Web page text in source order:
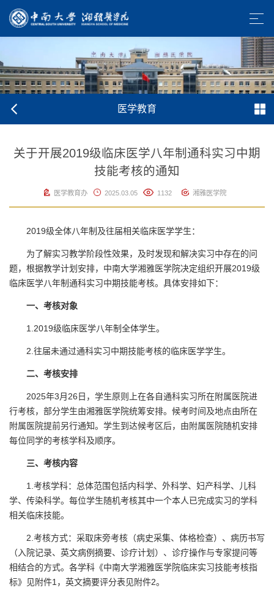
医学教育
关于开展2019级临床医学八年制通科实习中期
技能考核的通知
医学教育办 2025.03.05 1132 湘雅医学院
2019级全体八年制及往届相关临床医学学生：
为了解实习教学阶段性效果，及时发现和解决实习中存在的问
题，根据教学计划安排，中南大学湘雅医学院决定组织开展2019级
临床医学八年制通科实习中期技能考核。具体安排如下：
一、考核对象
1.2019级临床医学八年制全体学生。
2.往届未通过通科实习中期技能考核的临床医学学生。
二、考核安排
2025年3月26日，学生原则上在各自通科实习所在附属医院进
行考核，部分学生由湘雅医学院统筹安排。候考时间及地点由所在
附属医院提前另行通知。学生到达候考区后，由附属医院随机安排
每位同学的考核学科及顺序。
三、考核内容
1.考核学科：总体范围包括内科学、外科学、妇产科学、儿科
学、传染科学。每位学生随机考核其中一个本人已完成实习的学科
相关临床技能。
2.考核方式：采取床旁考核（病史采集、体格检查）、病历书写
（入院记录、英文病例摘要、诊疗计划）、诊疗操作与专家提问等
相结合的方式。各学科《中南大学湘雅医学院临床实习技能考核指
标》见附件1，英文摘要评分表见附件2。